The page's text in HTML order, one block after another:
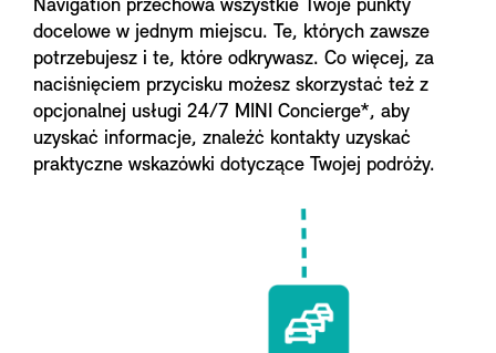
Navigation przechowa wszystkie Twoje punkty
docelowe w jednym miejscu. Te, których zawsze
potrzebujesz i te, które odkrywasz. Co więcej, za
naciśnięciem przycisku możesz skorzystać też z
opcjonalnej usługi 24/7 MINI Concierge*, aby
uzyskać informacje, znaleźć kontakty uzyskać
praktyczne wskazówki dotyczące Twojej podróży.